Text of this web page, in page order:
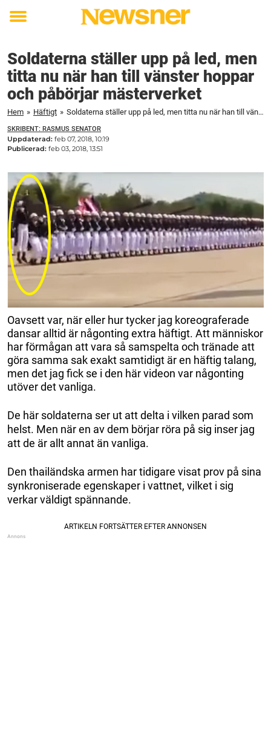
Toggle
Soldaterna ställer upp på led, men
titta nu när han till vänster hoppar
och påbörjar mästerverket
Hem » Häftigt » Soldaterna ställer upp på led, men titta nu när han till vänster hoppar och påbörjar mästerverket
SKRIBENT: RASMUS SENATOR
Uppdaterad: feb 07, 2018, 10:19
Publicerad: feb 03, 2018, 13:51
Oavsett var, när eller hur tycker jag koreograferade
dansar alltid är någonting extra häftigt. Att människor
har förmågan att vara så samspelta och tränade att
göra samma sak exakt samtidigt är en häftig talang,
men det jag fick se i den här videon var någonting
utöver det vanliga.
De här soldaterna ser ut att delta i vilken parad som
helst. Men när en av dem börjar röra på sig inser jag
att de är allt annat än vanliga.
Den thailändska armen har tidigare visat prov på sina
synkroniserade egenskaper i vattnet, vilket i sig
verkar väldigt spännande.